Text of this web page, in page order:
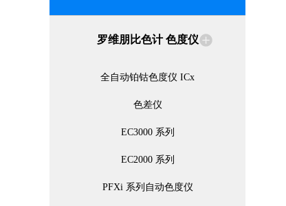
罗维朋比色计 色度仪
全自动铂钴色度仪 ICx
色差仪
EC3000 系列
EC2000 系列
PFXi 系列自动色度仪